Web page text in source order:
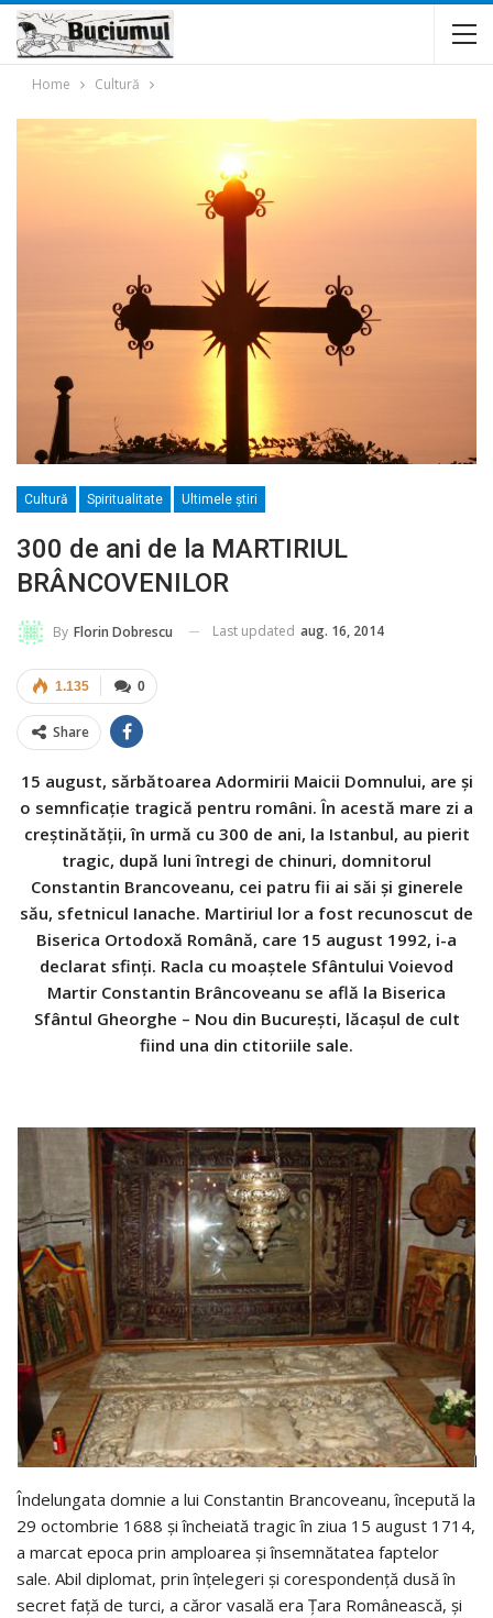
Home Cultură
Cultură Spiritualitate Ultimele ştiri
300 de ani de la MARTIRIUL
BRÂNCOVENILOR
By Florin Dobrescu Last updated aug. 16, 2014
0
1.135
Share
15 august, sărbătoarea Adormirii Maicii Domnului, are și
o semnficație tragică pentru români. În acestă mare zi a
creștinătății, în urmă cu 300 de ani, la Istanbul, au pierit
tragic, după luni întregi de chinuri, domnitorul
Constantin Brancoveanu, cei patru fii ai săi și ginerele
său, sfetnicul Ianache. Martiriul lor a fost recunoscut de
Biserica Ortodoxă Română, care 15 august 1992, i-a
declarat sfinți. Racla cu moaştele Sfântului Voievod
Martir Constantin Brâncoveanu se află la Biserica
Sfântul Gheorghe – Nou din Bucureşti, lăcaşul de cult
fiind una din ctitoriile sale.
Îndelungata domnie a lui Constantin Brancoveanu, începută la
29 octombrie 1688 şi încheiată tragic în ziua 15 august 1714,
a marcat epoca prin amploarea şi însemnătatea faptelor
sale. Abil diplomat, prin înţelegeri şi corespondenţă dusă în
secret faţă de turci, a căror vasală era Ţara Românească, şi